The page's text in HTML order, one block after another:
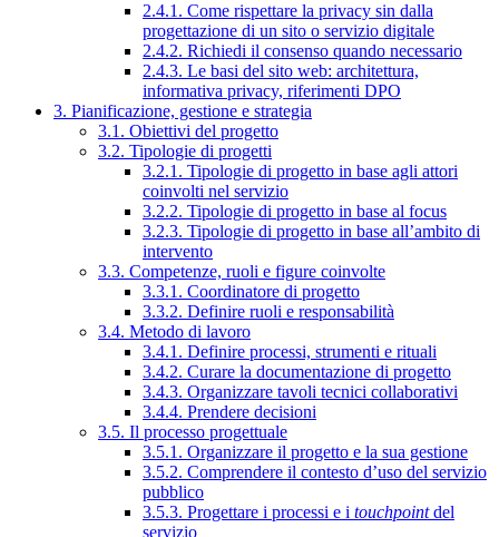
2.4.1. Come rispettare la privacy sin dalla
progettazione di un sito o servizio digitale
2.4.2. Richiedi il consenso quando necessario
2.4.3. Le basi del sito web: architettura,
informativa privacy, riferimenti DPO
3. Pianificazione, gestione e strategia
3.1. Obiettivi del progetto
3.2. Tipologie di progetti
3.2.1. Tipologie di progetto in base agli attori
coinvolti nel servizio
3.2.2. Tipologie di progetto in base al focus
3.2.3. Tipologie di progetto in base all’ambito di
intervento
3.3. Competenze, ruoli e figure coinvolte
3.3.1. Coordinatore di progetto
3.3.2. Definire ruoli e responsabilità
3.4. Metodo di lavoro
3.4.1. Definire processi, strumenti e rituali
3.4.2. Curare la documentazione di progetto
3.4.3. Organizzare tavoli tecnici collaborativi
3.4.4. Prendere decisioni
3.5. Il processo progettuale
3.5.1. Organizzare il progetto e la sua gestione
3.5.2. Comprendere il contesto d’uso del servizio
pubblico
3.5.3. Progettare i processi e i touchpointdel
servizio